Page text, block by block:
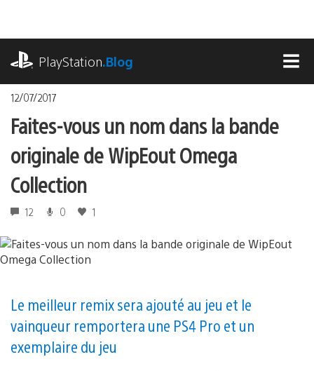
contenu
PlayStation.Blog
12/07/2017
Faites-vous un nom dans la bande
originale de WipEout Omega
Collection
12 0 1
Le meilleur remix sera ajouté au jeu et le
vainqueur remportera une PS4 Pro et un
exemplaire du jeu